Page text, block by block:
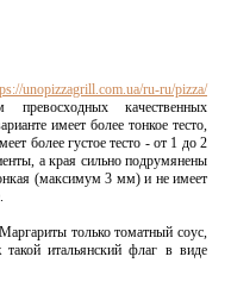
unopizzagrill.com.ua/ru-ru/pizza/
превосходных качественных
имеет более тонкое тесто,
более густое тесто - от 1 до 2
а края сильно подрумянены
(максимум 3 мм) и не имеет
только томатный соус,
итальянский флаг в виде